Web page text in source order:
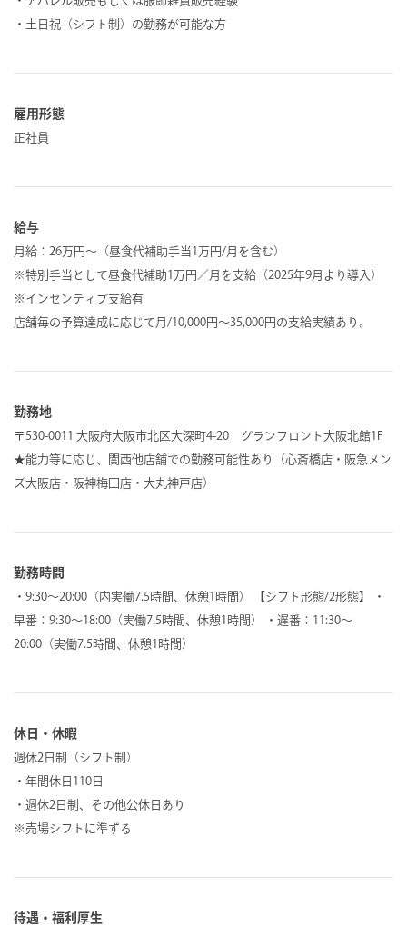
・土日祝（シフト制）の勤務が可能な方
雇用形態
正社員
給与
月給：26万円～（昼食代補助手当1万円/月を含む）
※特別手当として昼食代補助1万円／月を支給（2025年9月より導入）
※インセンティブ支給有
店舗毎の予算達成に応じて月/10,000円～35,000円の支給実績あり。
勤務地
〒530-0011 大阪府大阪市北区大深町4-20 グランフロント大阪北館1F
★能力等に応じ、関西他店舗での勤務可能性あり（心斎橋店・阪急メン
ズ大阪店・阪神梅田店・大丸神戸店）
勤務時間
・9:30～20:00（内実働7.5時間、休憩1時間） 【シフト形態/2形態】 ・
早番：9:30～18:00（実働7.5時間、休憩1時間） ・遅番：11:30～
20:00（実働7.5時間、休憩1時間）
休日・休暇
週休2日制（シフト制）
・年間休日110日
・週休2日制、その他公休日あり
※売場シフトに準ずる
待遇・福利厚生